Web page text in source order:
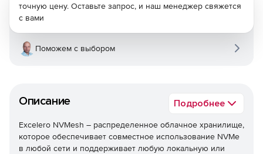
Описание Подробнее
Excelero NVMesh – распределенное облачное хранилище,
которое обеспечивает совместное использование NVMe
в любой сети и поддерживает любую локальную или
точную цену. Оставьте запрос, и наш менеджер свяжется
с вами
Поможем с выбором